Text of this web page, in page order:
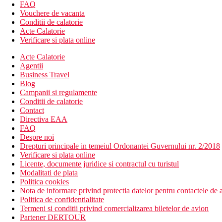
Site Web -
Internet - gratuit: Wifi in tot hotelul
In Grecia, trebuie sa achiti o taxa turistica in functie de
Taxa turistica
Incepand cu 2025, in Grecia exista obligatia de a plati taxa
statiune in Grecia sunt (Aprilie – Octombrie): 3.00 €. Tarifele
Distanţe
4 km
Centrul orasului
1,2 km
Distanta pana la plaja
28 km
Distanta de cel mai apropiat aeroport
Plaja
Sezlonguri pe plaja contra cost
Umbrele pe plaja contra cost
FAQ
Vouchere de vacanta
Conditii de calatorie
Acte Calatorie
Verificare si plata online
Acte Calatorie
Agentii
Business Travel
Blog
Campanii si regulamente
Conditii de calatorie
Contact
Directiva EAA
FAQ
Despre noi
Drepturi principale in temeiul Ordonantei Guvernului nr. 2/2018
Verificare si plata online
Licente, documente juridice si contractul cu turistul
Modalitati de plata
Politica cookies
Nota de informare privind protectia datelor pentru contactele de
Politica de confidentialitate
Termeni si conditii privind comercializarea biletelor de avion
Partener DERTOUR